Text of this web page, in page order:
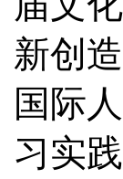
新创
国际
习实